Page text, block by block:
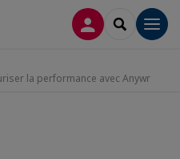
CONNEXION
la performance avec Anywr